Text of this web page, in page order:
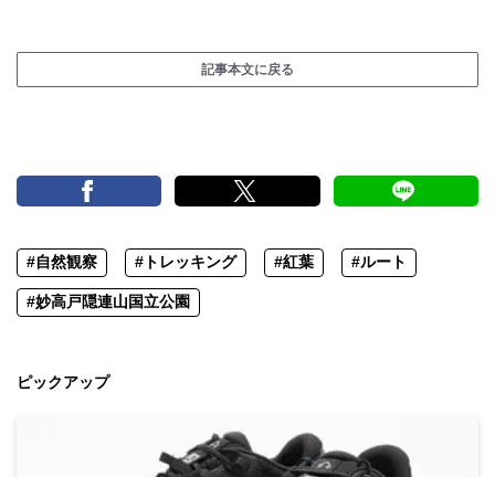
記事本文に戻る
#自然観察 #トレッキング #紅葉 #ルート
#妙高戸隠連山国立公園
ピックアップ